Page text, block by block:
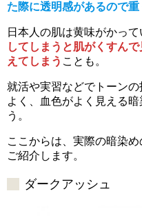
た際に透明感があるので
日本人の肌は黄味がかって
してしまうと肌がくすん
えてしまう ことも。
就活や実習などでトーン
よく、血色がよく見える
う。
ここからは、実際の暗染
ご紹介します。
ダークアッシュ